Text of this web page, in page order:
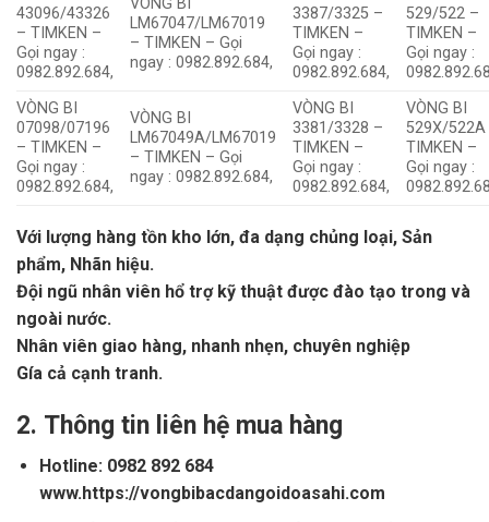
43096/43326
– TIMKEN –
Gọi ngay :
0982.892.684,
VÒNG BI
LM67047/LM67019
– TIMKEN – Gọi
ngay : 0982.892.684,
3387/3325 –
TIMKEN –
Gọi ngay :
0982.892.684,
529/522 –
TIMKEN –
Gọi ngay :
VÒNG BI
07098/07196
– TIMKEN –
Gọi ngay :
0982.892.684,
VÒNG BI
LM67049A/LM67019
– TIMKEN – Gọi
ngay : 0982.892.684,
VÒNG BI
3381/3328 –
TIMKEN –
Gọi ngay :
0982.892.684,
VÒNG BI
529X/
TIMKEN –
Gọi ngay :
Với lượng hàng tồn kho lớn, đa dạng chủng loại, Sản
phẩm, Nhãn hiệu.
Đội ngũ nhân viên hổ trợ kỹ thuật được đào tạo trong và
ngoài nước.
Nhân viên giao hàng, nhanh nhẹn, chuyên nghiệp
Gía cả cạnh tranh.
2. Thông tin liên hệ mua hàng
Hotline: 0982 892 684
www.https://vongbibacdangoidoasahi.com